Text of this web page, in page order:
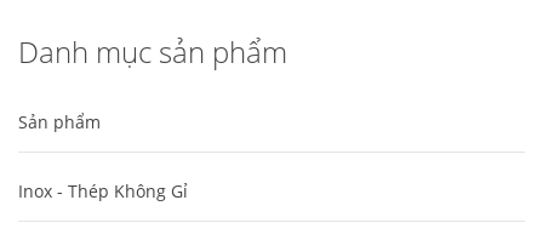
Danh mục sản phẩm
Sản phẩm
Inox - Thép Không Gỉ